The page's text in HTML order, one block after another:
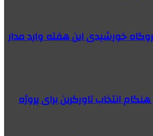
خورشیدی این هفته وارد مدار